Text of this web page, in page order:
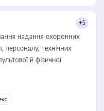
+5
надання охоронних
персоналу, технічних
й фізичної